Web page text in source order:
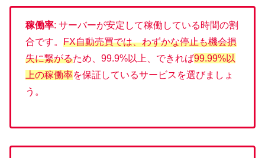
稼働率: サーバーが安定して稼働している時間の割
合です。 FX自動売買では、わずかな停止も機会損
失に繋がるため、99.9%以上、できれば99.99%以
上の稼働率を保証しているサービスを選びましょ
う。